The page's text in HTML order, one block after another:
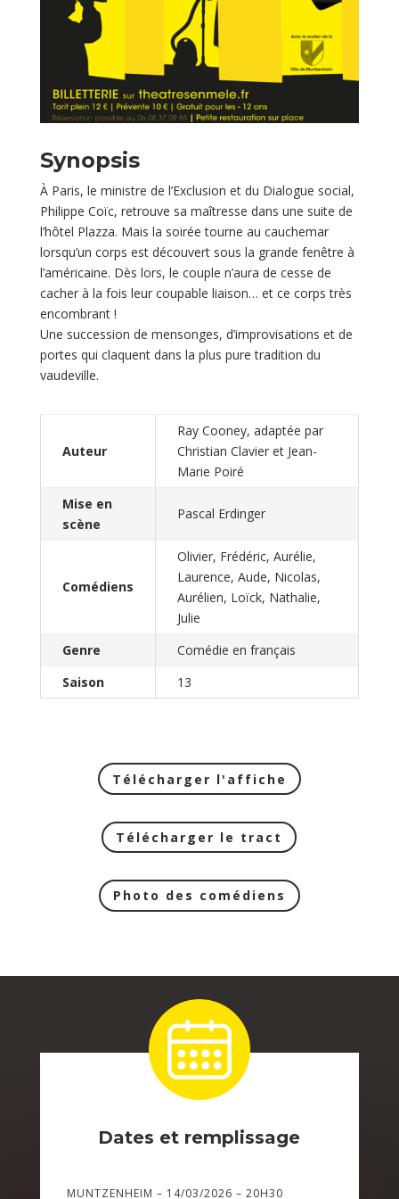
Synopsis
À Paris, le ministre de l’Exclusion et du Dialogue social,
Philippe Coïc, retrouve sa maîtresse dans une suite de
l’hôtel Plazza. Mais la soirée tourne au cauchemar
lorsqu’un corps est découvert sous la grande fenêtre à
l’américaine. Dès lors, le couple n’aura de cesse de
cacher à la fois leur coupable liaison… et ce corps très
encombrant !
Une succession de mensonges, d’improvisations et de
portes qui claquent dans la plus pure tradition du
vaudeville.
Auteur
Ray Cooney, adaptée par
Christian Clavier et Jean-
Marie Poiré
Mise en
scène
Pascal Erdinger
Comédiens
Olivier, Frédéric, Aurélie,
Laurence, Aude, Nicolas,
Aurélien, Loïck, Nathalie,
Julie
Genre
Comédie en français
Saison
13
Télécharger l'affiche
Télécharger le tract
Photo des comédiens
Dates et remplissage
MUNTZENHEIM – 14/03/2026 – 20H30